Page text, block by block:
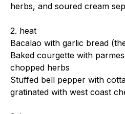
herbs, and soured cream
2. heat
Bacalao with garlic bread
Baked courgette with
chopped herbs
Stuffed bell pepper with
gratinated with west coast